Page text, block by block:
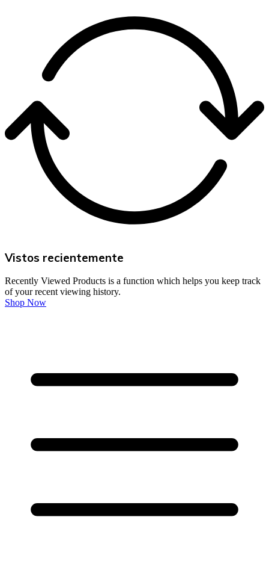
Vistos recientemente
Recently Viewed Products is a function which helps you keep track
of your recent viewing history.
Shop Now